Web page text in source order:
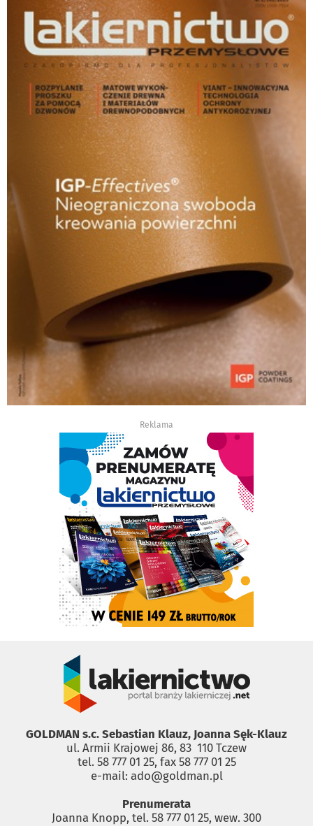
Reklama
GOLDMAN s.c. Sebastian Klauz, Joanna Sęk-Klauz
ul. Armii Krajowej 86, 83 ­ 110 Tczew
tel. 58 777 01 25, fax 58 777 01 25
e-mail: ado@goldman.pl
Prenumerata
Joanna Knopp, tel. 58 777 01 25, wew. 300